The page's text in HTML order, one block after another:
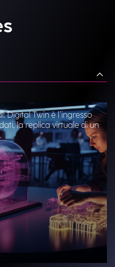
Digital Twin è l'ingresso
la replica virtuale di un